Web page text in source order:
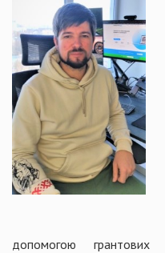
допомогою грантових